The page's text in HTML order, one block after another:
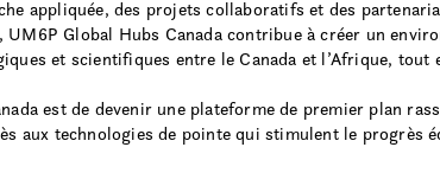
appliquée, des projets collaboratifs et des
Global Hubs Canada contribue à créer un
et scientifiques entre le Canada et l’Afrique,
est de devenir une plateforme de premier plan
aux technologies de pointe qui stimulent le progrès